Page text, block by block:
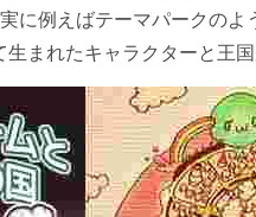
に例えばテーマパークのよう
まれたキャラクターと王国